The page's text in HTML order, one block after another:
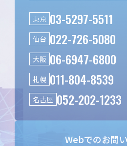
東京 03-5297-5511
仙台 022-726-5080
大阪 06-6947-6800
札幌 011-804-8539
名古屋 052-202-1233
Webでのお問